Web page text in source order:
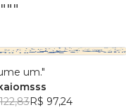
um."
R$ 97,24